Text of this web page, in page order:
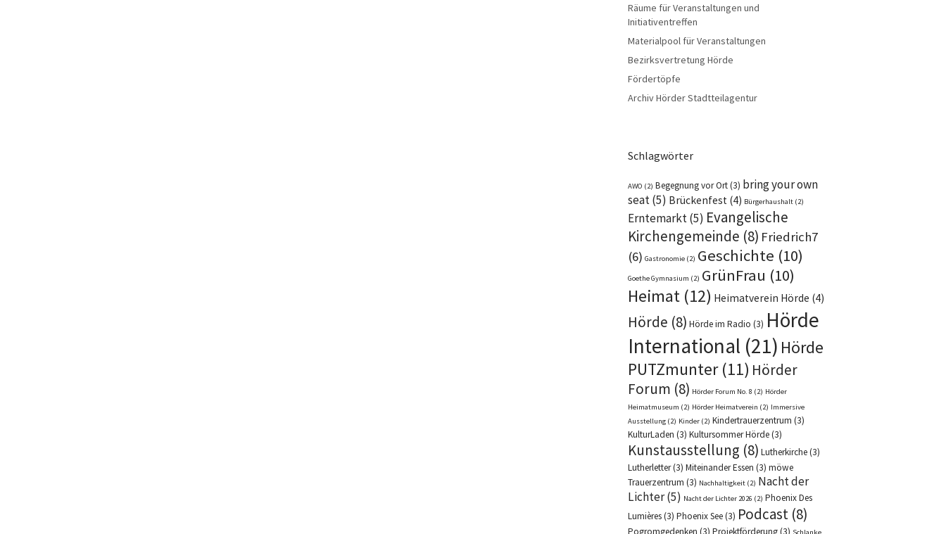
Räume für Veranstaltungen und
Initiativentreffen
Materialpool für Veranstaltungen
Bezirksvertretung Hörde
Fördertöpfe
Archiv Hörder Stadtteilagentur
Schlagwörter
AWO (2) Begegnung vor Ort(3) bring your own
seat(5) Brückenfest (4) Bürgerhaushalt (2)
Erntemarkt(5) Evangelische
Kirchengemeinde (8) Friedrich7
(6) Gastronomie (2) Geschichte (10)
Goethe Gymnasium (2) GrünFrau (10)
Heimat (12) Heimatverein Hörde (4)
Hörde (8) Hörde im Radio (3) Hörde
International (21) Hörde
PUTZmunter(11) Hörder
Forum (8) Hörder Forum No. 8 (2) Hörder
Heimatmuseum (2) Hörder Heimatverein (2) Immersive
Ausstellung (2) Kinder (2) Kindertrauerzentrum (3)
KulturLaden (3) Kultursommer Hörde(3)
Kunstausstellung (8) Lutherkirche(3)
Lutherletter(3) Miteinander Essen (3) möwe
Trauerzentrum (3) Nachhaltigkeit (2) Nacht der
Lichter(5) Nacht der Lichter 2026 (2) Phoenix Des
Lumières(3) Phoenix See(3) Podcast (8)
Pogromgedenken (3) Projektförderung(3) Schlanke